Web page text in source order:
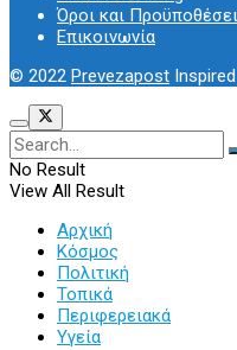
Όροι και
Επικοινωνία
© 2022 Prevezapost
No Result
View All Result
Αρχική
Κόσμος
Πολιτική
Τοπικά
Περιφερειακά
Υγεία